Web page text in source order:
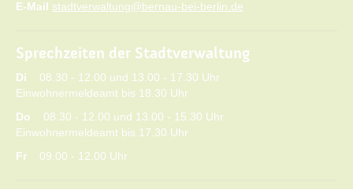
E-Mail stadtverwaltung@bernau-bei-berlin.de
Sprechzeiten der Stadtverwaltung
Di 08.30 - 12.00 und 13.00 - 17.30 Uhr
Einwohnermeldeamt bis 18.30 Uhr
Do 08.30 - 12.00 und 13.00 - 15.30 Uhr
Einwohnermeldeamt bis 17.30 Uhr
Fr 09.00 - 12.00 Uhr